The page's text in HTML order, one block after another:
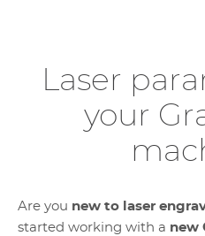
Laser
your
Are you new to laser
started working with a new